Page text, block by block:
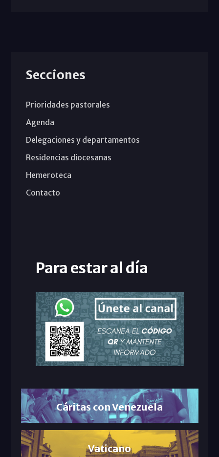
Secciones
Prioridades pastorales
Agenda
Delegaciones y departamentos
Residencias diocesanas
Hemeroteca
Contacto
Para estar al día
Cáritas con Venezuela
Vaticano